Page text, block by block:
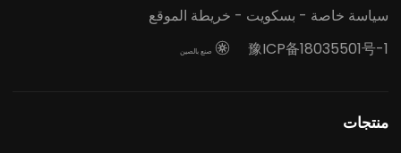
سياسة خاصة - بسكويت - خريطة الموقع
豫ICP备18035501号-1
 صنع بالصين
منتجات